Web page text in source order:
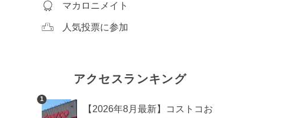
マカロニメイト
人気投票に参加
アクセスランキング
1
【2026年8月最新】コストコお